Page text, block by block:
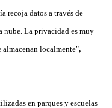
recoja datos a través de
nube. La privacidad es muy
almacenan localmente",
en parques y escuelas